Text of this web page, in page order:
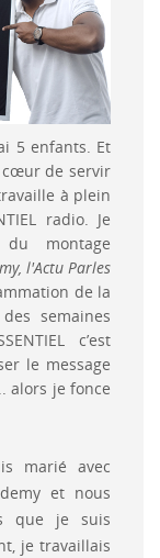
5 enfants. Et
cœur de servir
à plein
radio. Je
du montage
l'Actu Parles
de la
semaines
c’est
le message
alors je fonce
marié avec
et nous
que je suis
je travaillais